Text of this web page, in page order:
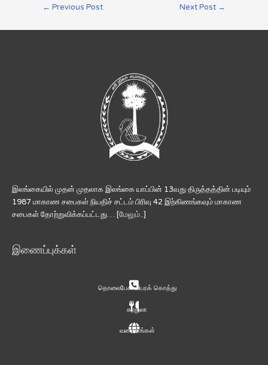
← Previous Post Next Post →
இலங்கையில் முதன் முதலாக இலங்கை யாப்பின் 13வது திருத்தத்தின் படியும்
1987 மாகாண சபைகள் நியதிச் சட்டம் பிரிவு 42 இற்கிணங்கவும் மாகாண
சபைகள் தோற்றுவிக்கப்பட்டது… [மேலும்..]
இணைப்புக்கள்
தொலைபேசி விபரக் கொத்து
சுற்றுலா
வரைபடங்கள்